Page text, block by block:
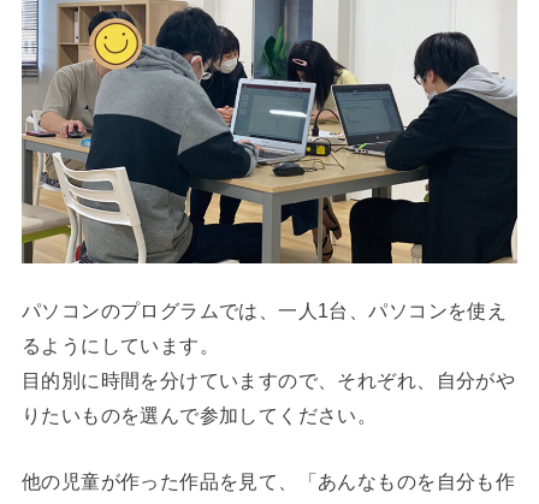
パソコンのプログラムでは、一人1台、パソコンを使え
るようにしています。
目的別に時間を分けていますので、それぞれ、自分がや
りたいものを選んで参加してください。
他の児童が作った作品を見て、「あんなものを自分も作